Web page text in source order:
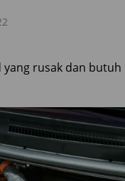
rusak dan